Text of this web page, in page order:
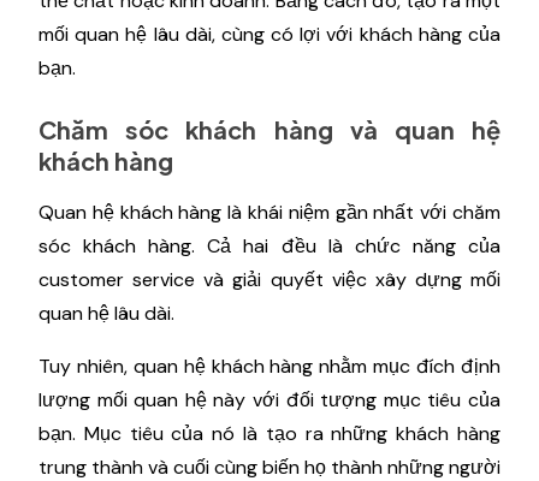
mối quan hệ lâu dài, cùng có lợi với khách hàng của
bạn.
Chăm sóc khách hàng và quan hệ
khách hàng
Quan hệ khách hàng là khái niệm gần nhất với chăm
sóc khách hàng. Cả hai đều là chức năng của
customer service và giải quyết việc xây dựng mối
quan hệ lâu dài.
Tuy nhiên, quan hệ khách hàng nhằm mục đích định
lượng mối quan hệ này với đối tượng mục tiêu của
bạn. Mục tiêu của nó là tạo ra những khách hàng
trung thành và cuối cùng biến họ thành những người